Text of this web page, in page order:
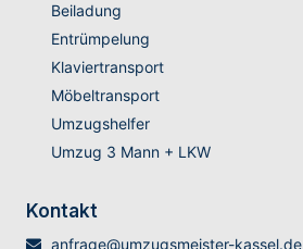
Beiladung
Entrümpelung
Klaviertransport
Möbeltransport
Umzugshelfer
Umzug 3 Mann + LKW
Kontakt
anfrage@umzugsmeister-kassel.de